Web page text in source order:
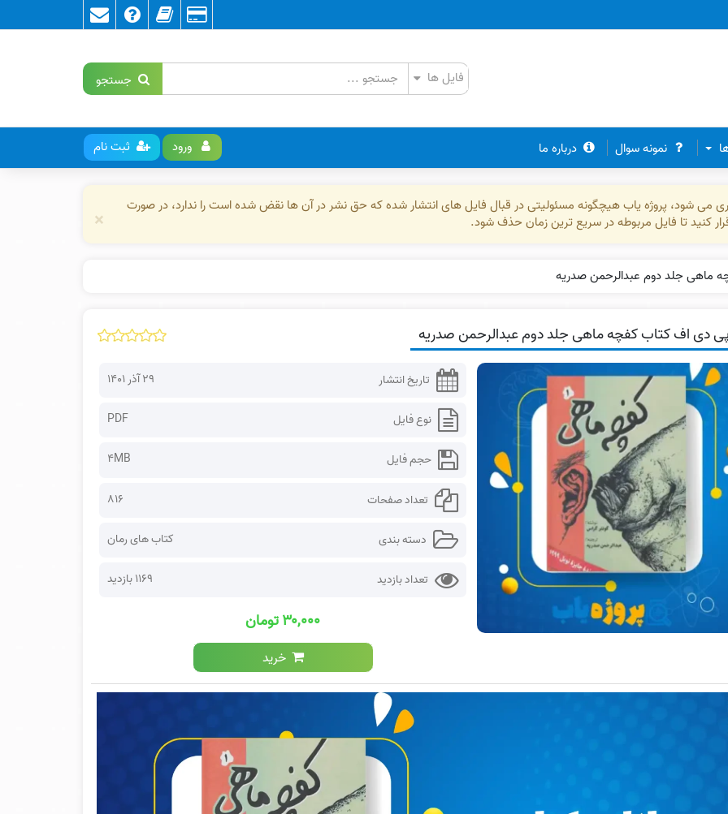
جستجو
نمونه سوال درباره ما ورود ثبت نام
می شود، پروژه یاب هیچگونه مسئولیتی در قبال فایل های انتشار شده که حق نشر در آن ها نقض شده است را ندارد، در صورت
کنید تا فایل مربوطه در سریع ترین زمان حذف شود.
×
ماهی جلد دوم عبدالرحمن صدریه
دی اف کتاب کفچه ماهی جلد دوم عبدالرحمن صدریه
تاریخ انتشار ۲۹ آذر ۱۴۰۱
نوع فایل PDF
حجم فایل 4MB
تعداد صفحات 816
دسته بندی کتاب های رمان
تعداد بازدید 1169 بازدید
۳۰,۰۰۰ تومان
خرید